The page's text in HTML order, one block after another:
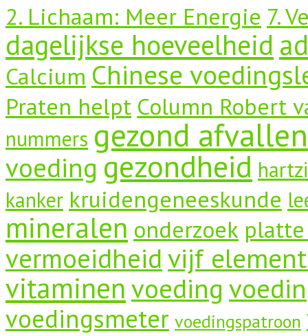
2. Lichaam: Meer Energie 7.
dagelijkse hoeveelheid
Calcium Chinese
Praten helpt Column Robert
nummers gezond afvallen
voeding gezondheid
kanker kruidengeneeskunde
mineralen onderzoek
vermoeidheidvijf
vitaminenvoeding
voedingsmeter voedingspatroon